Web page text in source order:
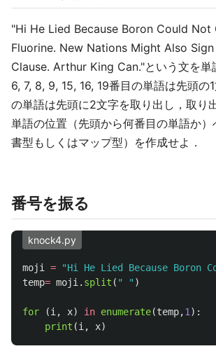
"Hi He Lied Because Boron Could Not
Fluorine. New Nations Might Also
Clause. Arthur King Can."という文を単
6, 7, 8, 9, 15, 16, 19番目の単語は先頭の
の単語は先頭に2文字を取り出し，取り
単語の位置（先頭から何番目の単語か
書型もしくはマップ型）を作成せよ．
番号を振る
knock4.py
moji = "Hi He Lied Because Boron
temp= moji . split ( " " )
for (i , x) in enumerate(temp,1 ):
print (i , x)